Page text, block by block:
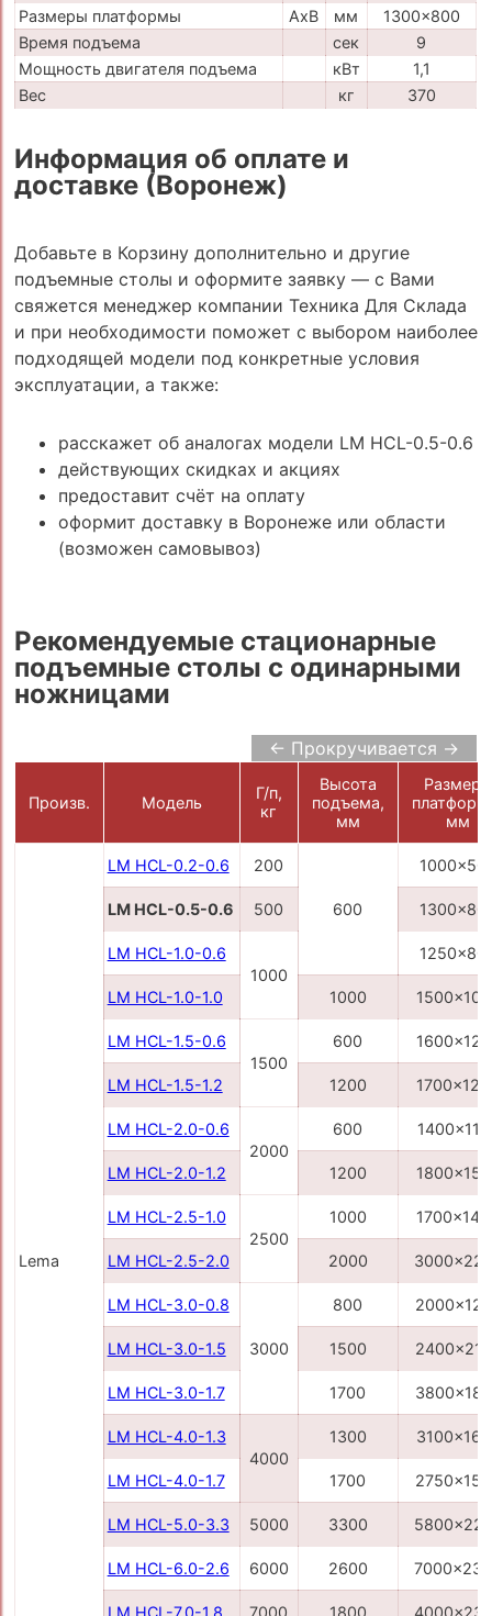
Размеры платформы
AxB мм
1300x800
Время подъема
сек
9
Мощность двигателя подъема
кВт
1,1
Вес
кг 370
Информация об оплате и
доставке (Воронеж)
Добавьте в Корзину дополнительно и другие
подъемные столы и оформите заявку — с Вами
свяжется менеджер компании Техника Для Склада
и при необходимости поможет с выбором наиболее
подходящей модели под конкретные условия
эксплуатации, а также:
расскажет об аналогах модели LM HCL-0.5-0.6
действующих скидках и акциях
предоставит счёт на оплату
оформит доставку в Воронеже или области
(возможен самовывоз)
Рекомендуемые стационарные
подъемные столы с одинарными
ножницами
← Прокручивается →
Произв. Модель
Г/п,
кг
Высота
подъема,
мм
Размеры
мм
Lema
LM HCL-0.2-0.6 200
600
LM HCL-0.5-0.6 500
LM HCL-1.0-0.6
1000
LM HCL-1.0-1.0 1000
LM HCL-1.5-0.6
1500
600
LM HCL-1.5-1.2 1200
LM HCL-2.0-0.6
2000
600
LM HCL-2.0-1.2 1200
LM HCL-2.5-1.0
2500
1000
LM HCL-2.5-2.0 2000
LM HCL-3.0-0.8
3000
800
LM HCL-3.0-1.5 1500
LM HCL-3.0-1.7 1700
LM HCL-4.0-1.3
4000
1300
LM HCL-4.0-1.7 1700
LM HCL-5.0-3.3 5000 3300
LM HCL-6.0-2.6 6000 2600